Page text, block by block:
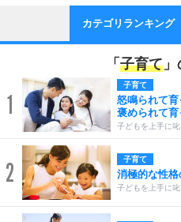
カテゴリランキング
「 子育て
1
子育て
怒鳴られて育
褒められて育
子どもを上手に
2 子育て
消極的な性格
子どもを上手に